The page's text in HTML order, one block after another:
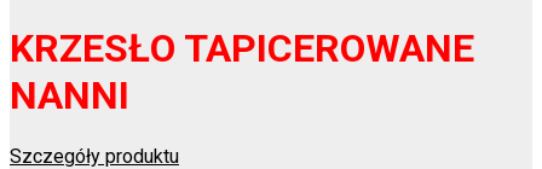
KRZESŁO TAPICEROWANE
NANNI
Szczegóły produktu